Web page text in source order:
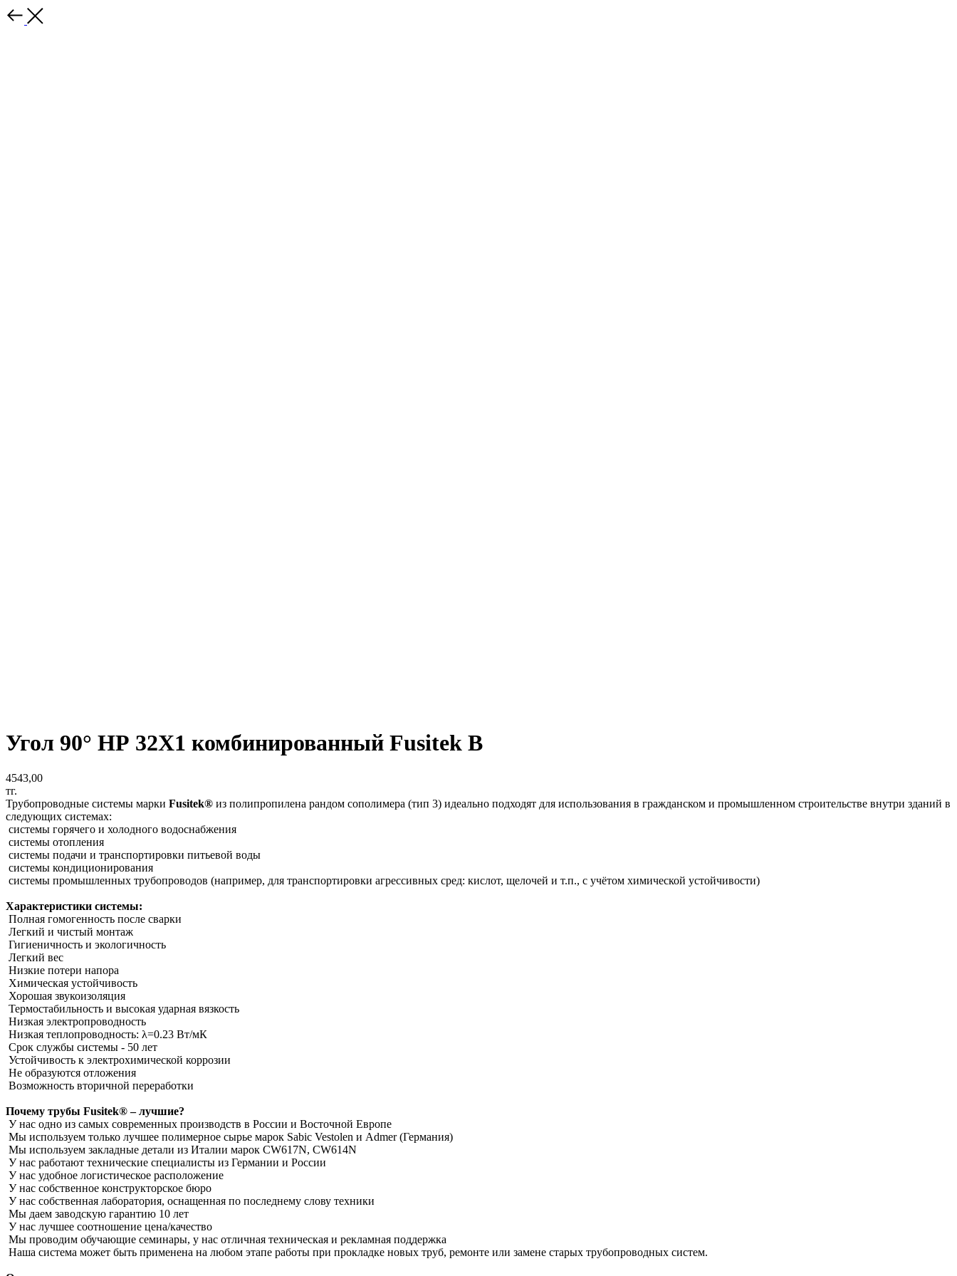
Угол 90° НР 32Х1 комбинированный Fusitek В
4543,00
тг.
Трубопроводные системы марки Fusitek® из полипропилена рандом сополимера (тип 3) идеально подходят для использования в гражданском и промышленном строительстве внутри зданий в
следующих системах:
системы горячего и холодного водоснабжения
системы отопления
системы подачи и транспортировки питьевой воды
системы кондиционирования
системы промышленных трубопроводов (например, для транспортировки агрессивных сред: кислот, щелочей и т.п., с учётом химической устойчивости)
Характеристики системы:
Полная гомогенность после сварки
Легкий и чистый монтаж
Гигиеничность и экологичность
Легкий вес
Низкие потери напора
Химическая устойчивость
Хорошая звукоизоляция
Термостабильность и высокая ударная вязкость
Низкая электропроводность
Низкая теплопроводность: λ=0.23 Вт/мК
Срок службы системы - 50 лет
Устойчивость к электрохимической коррозии
Не образуются отложения
Возможность вторичной переработки
Почему трубы Fusitek® – лучшие?
У нас одно из самых современных производств в России и Восточной Европе
Мы используем только лучшее полимерное сырье марок Sabic Vestolen и Admer (Германия)
Мы используем закладные детали из Италии марок CW617N, CW614N
У нас работают технические специалисты из Германии и России
У нас удобное логистическое расположение
У нас собственное конструкторское бюро
У нас собственная лаборатория, оснащенная по последнему слову техники
Мы даем заводскую гарантию 10 лет
У нас лучшее соотношение цена/качество
Мы проводим обучающие семинары, у нас отличная техническая и рекламная поддержка
Наша система может быть применена на любом этапе работы при прокладке новых труб, ремонте или замене старых трубопроводных систем.